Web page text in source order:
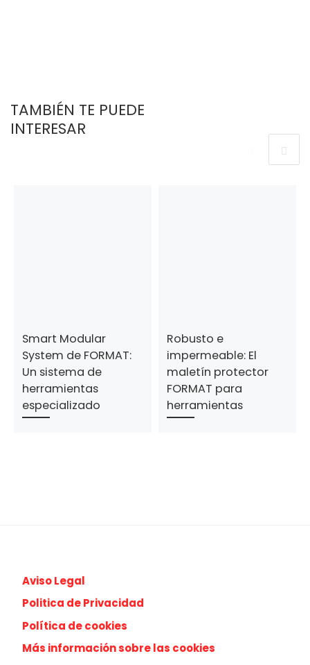
TAMBIÉN TE PUEDE
INTERESAR
Smart Modular
System de FORMAT:
Un sistema de
herramientas
especializado
Robusto e
impermeable: El
maletín protector
FORMAT para
herramientas
Aviso Legal
Politica de Privacidad
Política de cookies
Más información sobre las cookies